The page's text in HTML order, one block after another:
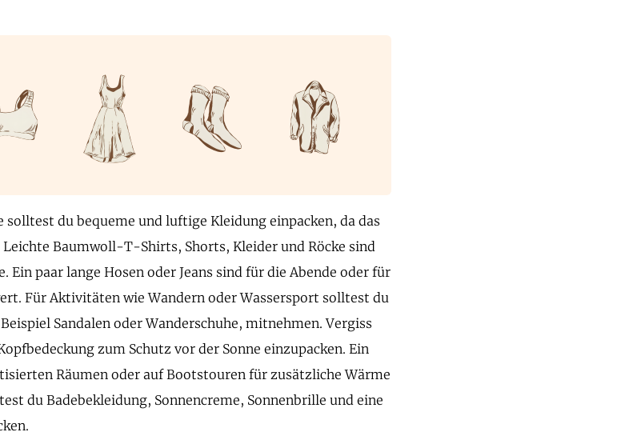
solltest du bequeme und luftige Kleidung einpacken, da das
Baumwoll-T-Shirts, Shorts, Kleider und Röcke sind
Ein paar lange Hosen oder Jeans sind für die Abende oder für
Für Aktivitäten wie Wandern oder Wassersport solltest du
Sandalen oder Wanderschuhe, mitnehmen. Vergiss
zum Schutz vor der Sonne einzupacken. Ein
Räumen oder auf Bootstouren für zusätzliche Wärme
du Badebekleidung, Sonnencreme, Sonnenbrille und eine